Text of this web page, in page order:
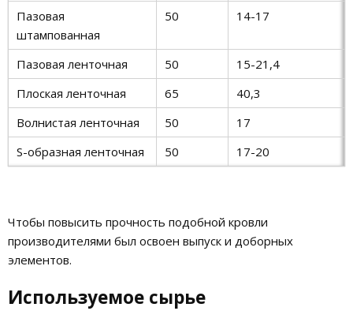
Пазовая
штампованная
50 14-17
Пазовая ленточная 50
15-21,4
Плоская ленточная
65
40,3
Волнистая ленточная
50
17
S-образная ленточная
50 17-20
Чтобы повысить прочность подобной кровли
производителями был освоен выпуск и доборных
элементов.
Используемое сырье